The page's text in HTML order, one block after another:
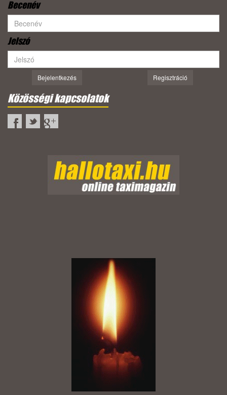
Becenév
Jelszó
Bejelentkezés Regisztráció
Közösségi kapcsolatok